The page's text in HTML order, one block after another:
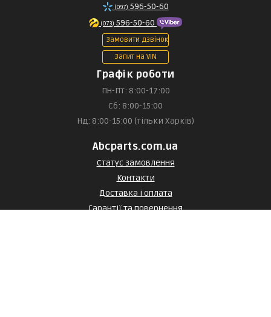
(097) 596-50-60
(073) 596-50-60
Замовити дзвінок
Запит на VIN
Графік роботи
Пн-Пт: 8:00-17:00
Сб: 8:00-15:00
Нд: 8:00-15:00 (тільки Харків)
Abcparts.com.ua
Статус замовлення
Контакти
Доставка і оплата
Гарантії та повернення